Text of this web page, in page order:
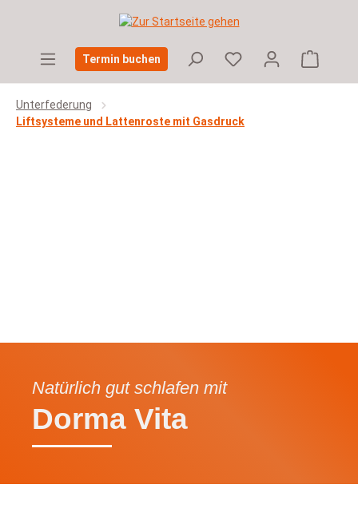
Zum Hauptinhalt springen
Termin buchen
Unterfederung
Liftsysteme und Lattenroste mit Gasdruck
Natürlich gut schlafen mit
Dorma Vita